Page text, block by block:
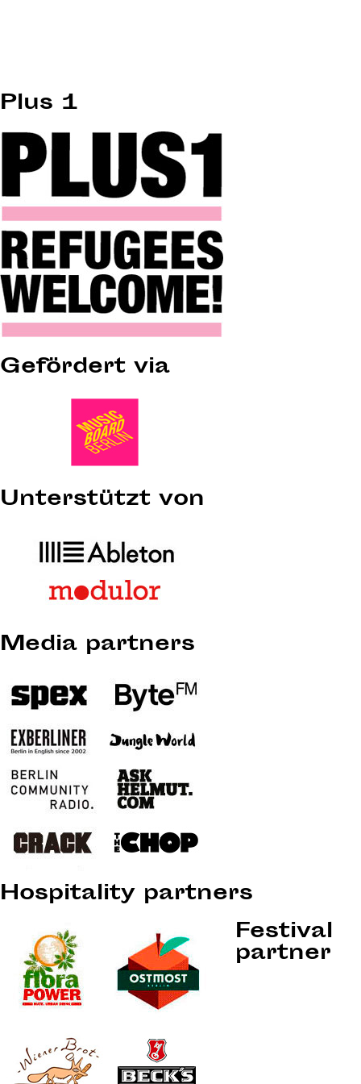
Plus 1
Gefördert via
Unterstützt von
Media partners
Hospitality partners
Festival
partner